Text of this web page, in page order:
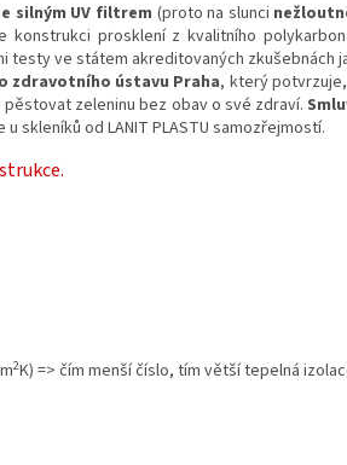
silným UV filtrem (proto na slunci
konstrukci prosklení z kvalitního
testy ve státem akreditovaných zkušebnách
zdravotního ústavu Praha, který
zeleninu bez obav o své zdraví.
skleníků od LANIT PLASTU samozřejmostí.
2K) => čím menší číslo, tím větší tepelná